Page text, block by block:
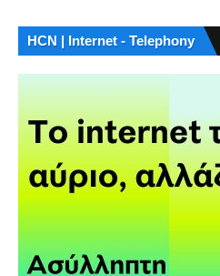
HCN | Internet - Telephony